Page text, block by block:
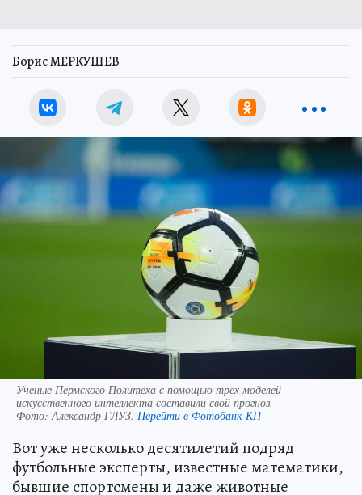
Борис МЕРКУШЕВ
Ученые Пермского Политеха с помощью трех моделей
искусственного интеллекта составили свой прогноз.
Фото: Александр ГЛУЗ. Перейти в Фотобанк КП
Вот уже несколько десятилетий подряд
футбольные эксперты, известные математики,
бывшие спортсмены и даже животные